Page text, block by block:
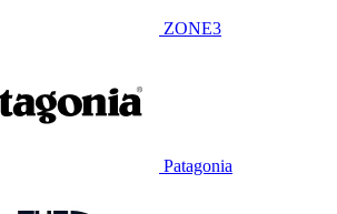
ZONE3
Patagonia